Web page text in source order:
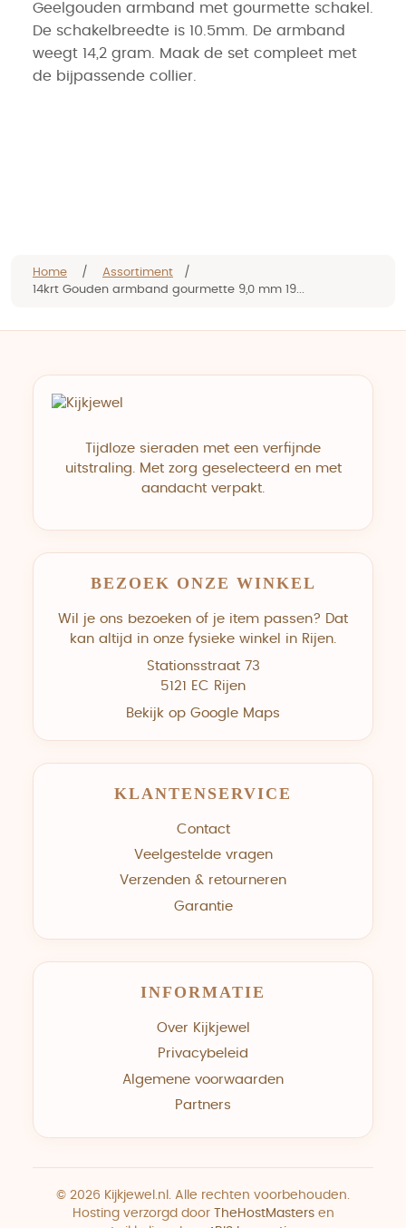
Geelgouden armband met gourmette schakel.
De schakelbreedte is 10.5mm. De armband
weegt 14,2 gram. Maak de set compleet met
de bijpassende collier.
Home / Assortiment
/
14krt Gouden armband gourmette 9,0 mm 19...
Tijdloze sieraden met een verfijnde
uitstraling. Met zorg geselecteerd en met
aandacht verpakt.
BEZOEK ONZE WINKEL
Wil je ons bezoeken of je item passen? Dat
kan altijd in onze fysieke winkel in Rijen.
Stationsstraat 73
5121 EC Rijen
Bekijk op Google Maps
KLANTENSERVICE
Contact
Veelgestelde vragen
Verzenden & retourneren
Garantie
INFORMATIE
Over Kijkjewel
Privacybeleid
Algemene voorwaarden
Partners
© 2026 Kijkjewel.nl. Alle rechten voorbehouden.
Hosting verzorgd door TheHostMastersen